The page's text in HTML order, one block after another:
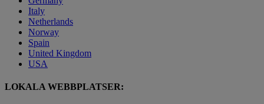
Italy
Netherlands
Norway
Spain
United Kingdom
USA
LOKALA WEBBPLATSER: